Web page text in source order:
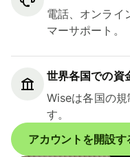
電話、オンライ
マーサポート。
世界各国での資
Wiseは各国の規
す。
アカウントを開設す